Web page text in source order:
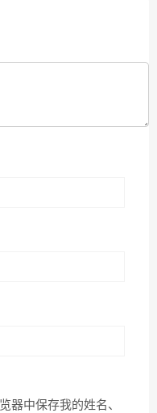
器中保存我的姓名、